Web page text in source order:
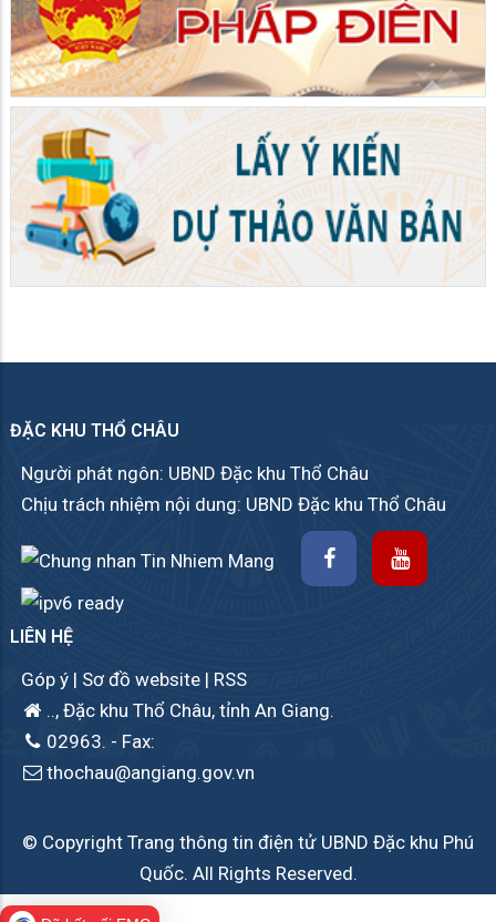
ĐẶC KHU THỔ CHÂU
Người phát ngôn: UBND Đặc khu Thổ Châu
Chịu trách nhiệm nội dung: UBND Đặc khu Thổ Châu
LIÊN HỆ
Góp ý | Sơ đồ website | RSS
.., Đặc khu Thổ Châu, tỉnh An Giang.
02963. - Fax:
thochau@angiang.gov.vn
© Copyright Trang thông tin điện tử UBND Đặc khu Phú
Quốc. All Rights Reserved.